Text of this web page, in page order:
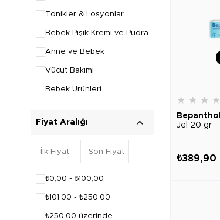
Tonikler & Losyonlar
Bebek Pişik Kremi ve Pudra
Anne ve Bebek
Vücut Bakımı
Bebek Ürünleri
Bebek Şampuanları & Sabunları
Onarıcı ve Nemlendirici Kremler
Dudak Bakımı
Fiyat Aralığı
₺0,00 - ₺100,00
₺101,00 - ₺250,00
₺250,00 üzerinde
★ ★ ★ ★
Bepanthol
Jel 20 gr
₺389,90